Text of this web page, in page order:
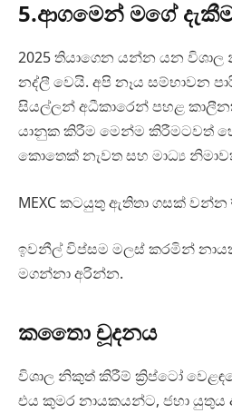
5.ආගමෙන් මගේ
2025 තියාගෙන යන්න යන
නද්ලී වෙයි. අපි නෑය සම්භාවන
සියල්ලන් අධීකාරෙන් පහළ
යානුක කිරීම මෙන්ම කිරීමටවත්
කොතෙක් නැවත සහ මාධ්‍ය
MEXC කටයුතු ඇතිතා ගසක්
ඉවනීල් විප්සම මලස් කරමින්
මගන්නා අරින්න.
කතාෛ චූදනය
විශාල නිකුත් කිරීම් ක්‍රිප්ටෝ
එය කුමර නායකයන්ට, ජහා යුතුය